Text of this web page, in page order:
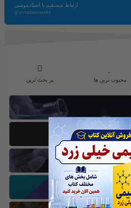
ارتباط مستقیم با استادمومنی
@ostadmomeni
محبوب ترین ها پر بحث ترین